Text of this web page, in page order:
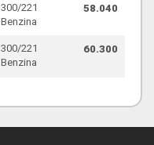
300/221
Benzina
58.040
300/221
Benzina
60.300